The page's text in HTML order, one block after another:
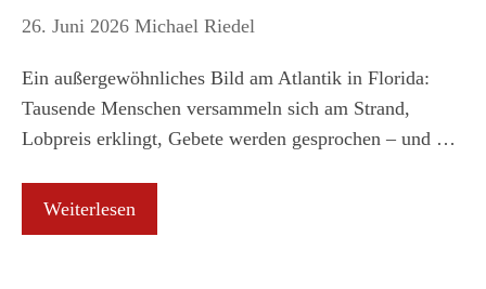
26. Juni 2026 Michael Riedel
Ein außergewöhnliches Bild am Atlantik in Florida:
Tausende Menschen versammeln sich am Strand,
Lobpreis erklingt, Gebete werden gesprochen – und …
Weiterlesen